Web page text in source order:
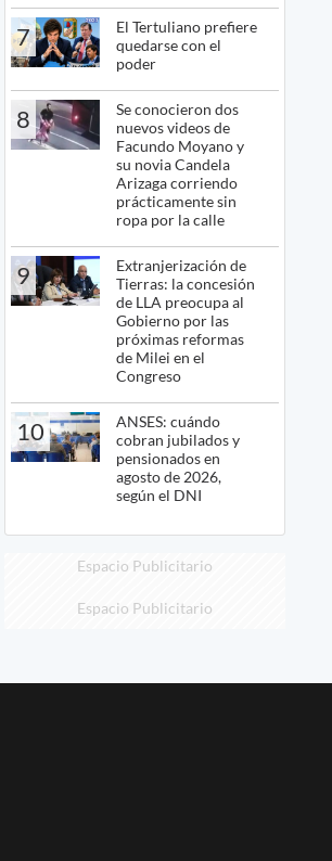
7
El Tertuliano prefiere
quedarse con el
poder
8
Se conocieron dos
nuevos videos de
Facundo Moyano y
su novia Candela
Arizaga corriendo
prácticamente sin
ropa por la calle
9
Extranjerización de
Tierras: la concesión
de LLA preocupa al
Gobierno por las
próximas reformas
de Milei en el
Congreso
10
ANSES: cuándo
cobran jubilados y
pensionados en
agosto de 2026,
según el DNI
Espacio Publicitario
Espacio Publicitario